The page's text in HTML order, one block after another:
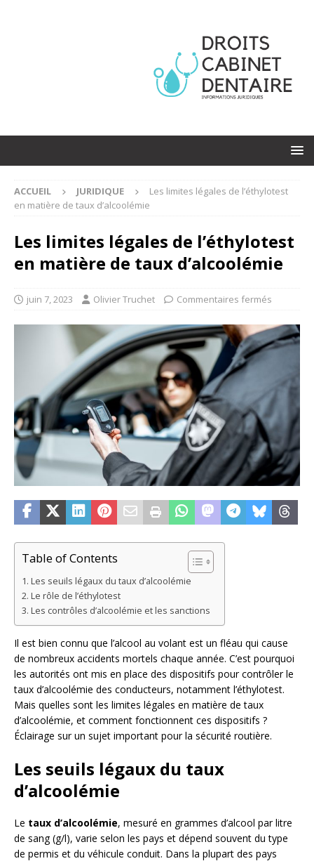
ACCUEIL JURIDIQUE
Les limites légales de l’éthylotest
en matière de taux d’alcoolémie
Les limites légales de l’éthylotest
en matière de taux d’alcoolémie
juin 7, 2023 Olivier Truchet Commentaires fermés
Table of Contents
Les seuils légaux du taux d’alcoolémie
Le rôle de l’éthylotest
Les contrôles d’alcoolémie et les sanctions
Il est bien connu que l’alcool au volant est un fléau qui cause
de nombreux accidents mortels chaque année. C’est pourquoi
les autorités ont mis en place des dispositifs pour contrôler le
taux d’alcoolémie des conducteurs, notamment l’éthylotest.
Mais quelles sont les limites légales en matière de taux
d’alcoolémie, et comment fonctionnent ces dispositifs ?
Éclairage sur un sujet important pour la sécurité routière.
Les seuils légaux du taux
d’alcoolémie
Le taux d’alcoolémie, mesuré en grammes d’alcool par litre
de sang (g/l), varie selon les pays et dépend souvent du type
de permis et du véhicule conduit. Dans la plupart des pays